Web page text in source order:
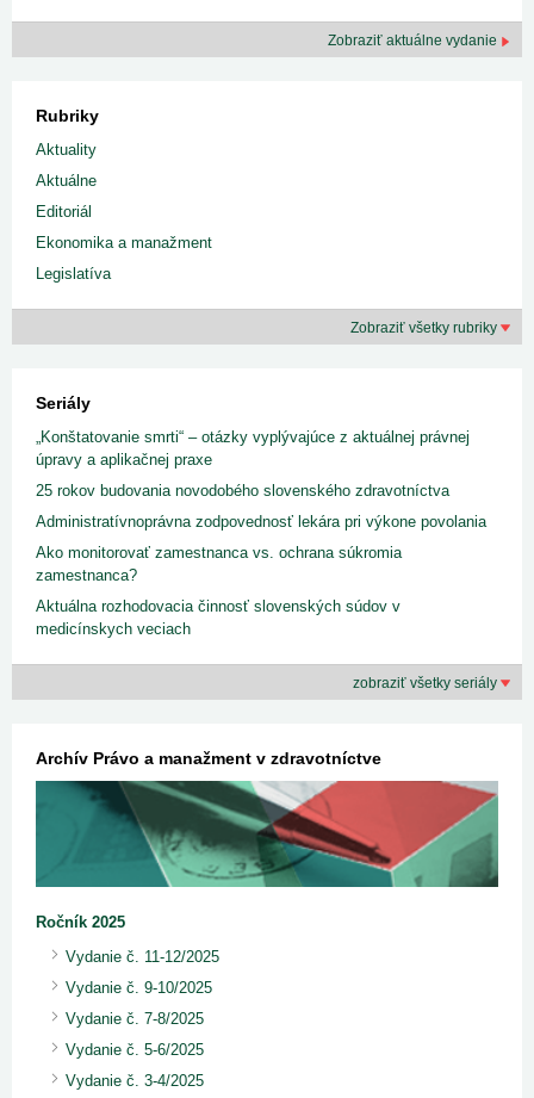
Zobraziť aktuálne vydanie
Rubriky
Aktuality
Aktuálne
Editoriál
Ekonomika a manažment
Legislatíva
Zobraziť všetky rubriky
Seriály
„Konštatovanie smrti“ – otázky vyplývajúce z aktuálnej právnej
úpravy a aplikačnej praxe
25 rokov budovania novodobého slovenského zdravotníctva
Administratívnoprávna zodpovednosť lekára pri výkone povolania
Ako monitorovať zamestnanca vs. ochrana súkromia
zamestnanca?
Aktuálna rozhodovacia činnosť slovenských súdov v
medicínskych veciach
zobraziť všetky seriály
Archív Právo a manažment v zdravotníctve
Ročník 2025
Vydanie č. 11-12/2025
Vydanie č. 9-10/2025
Vydanie č. 7-8/2025
Vydanie č. 5-6/2025
Vydanie č. 3-4/2025